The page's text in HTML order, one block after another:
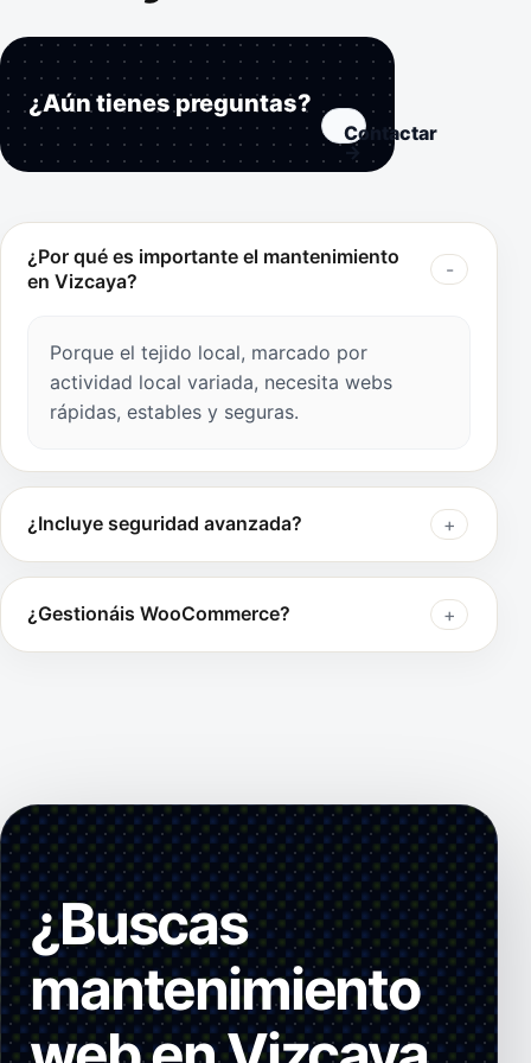
¿Aún tienes preguntas?
Contactar
→
¿Por qué es importante el mantenimiento
en Vizcaya?
Porque el tejido local, marcado por
actividad local variada, necesita webs
rápidas, estables y seguras.
¿Incluye seguridad avanzada?
¿Gestionáis WooCommerce?
¿Buscas
mantenimiento